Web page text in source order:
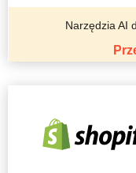
Narzędzia AI